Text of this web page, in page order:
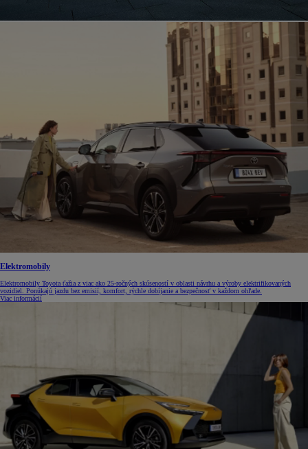
Elektromobily
Elektromobily Toyota ťažia z viac ako 25-ročných skúseností v oblasti návrhu a výroby elektrifikovaných
vozidiel. Ponúkajú jazdu bez emisií, komfort, rýchle dobíjanie a bezpečnosť v každom ohľade.
Viac informácií